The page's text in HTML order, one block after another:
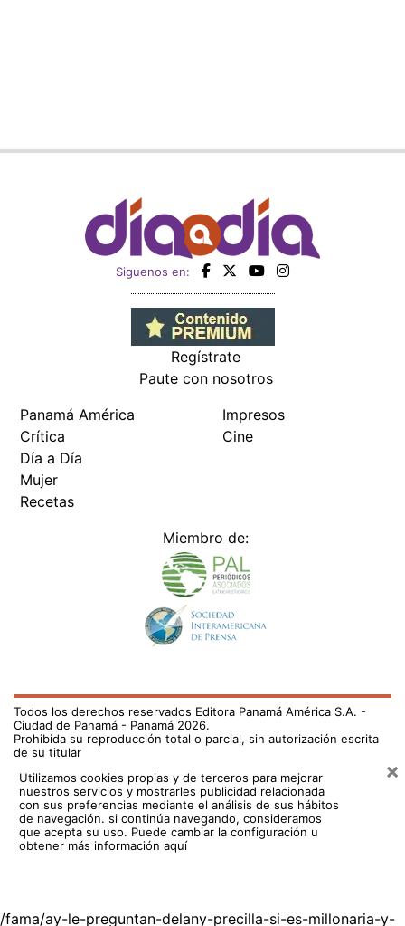
Siguenos en:
Regístrate
Paute con nosotros
Panamá América
Crítica
Día a Día
Mujer
Recetas
Impresos
Cine
Miembro de:
Todos los derechos reservados Editora Panamá América S.A. -
Ciudad de Panamá - Panamá 2026.
Prohibida su reproducción total o parcial, sin autorización escrita
de su titular
Utilizamos cookies propias y de terceros para mejorar
nuestros servicios y mostrarles publicidad relacionada
con sus preferencias mediante el análisis de sus hábitos
de navegación. si continúa navegando, consideramos
que acepta su uso. Puede cambiar la configuración u
obtener más información aquí
×
/fama/ay-le-preguntan-delany-precilla-si-es-millonaria-y-